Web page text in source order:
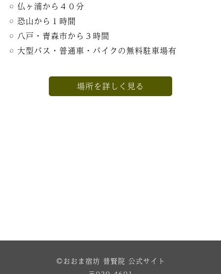
仏ヶ浦から４０分
恐山から１時間
八戸・青森市から３時間
大型バス・普通車・バイクの無料駐車場有
場所を詳しく見る
©おおま宿坊 普賢院 公式サイト